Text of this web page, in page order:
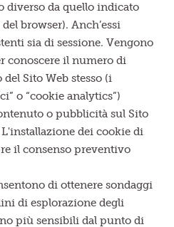
diverso da quello indicato
browser). Anch’essi
sia di sessione. Vengono
conoscere il numero di
Sito Web stesso (i
o “cookie analytics”)
o pubblicità sul Sito
dei cookie di
il consenso preventivo
di ottenere sondaggi
di esplorazione degli
più sensibili dal punto di